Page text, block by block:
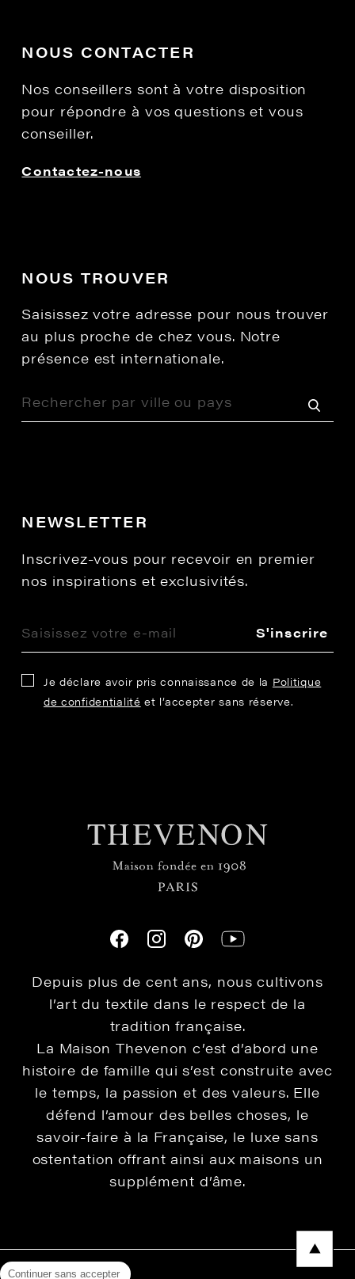
NOUS CONTACTER
Nos conseillers sont à votre disposition
pour répondre à vos questions et vous
conseiller.
Contactez-nous
NOUS TROUVER
Saisissez votre adresse pour nous trouver
au plus proche de chez vous. Notre
présence est internationale.
NEWSLETTER
Inscrivez-vous pour recevoir en premier
nos inspirations et exclusivités.
S'inscrire
Je déclare avoir pris connaissance de la Politique
de confidentialité et l’accepter sans réserve.
Depuis plus de cent ans, nous cultivons
l’art du textile dans le respect de la
tradition française.
La Maison Thevenon c’est d’abord une
histoire de famille qui s’est construite avec
le temps, la passion et des valeurs. Elle
défend l’amour des belles choses, le
savoir-faire à la Française, le luxe sans
ostentation offrant ainsi aux maisons un
supplément d’âme.
Continuer sans accepter